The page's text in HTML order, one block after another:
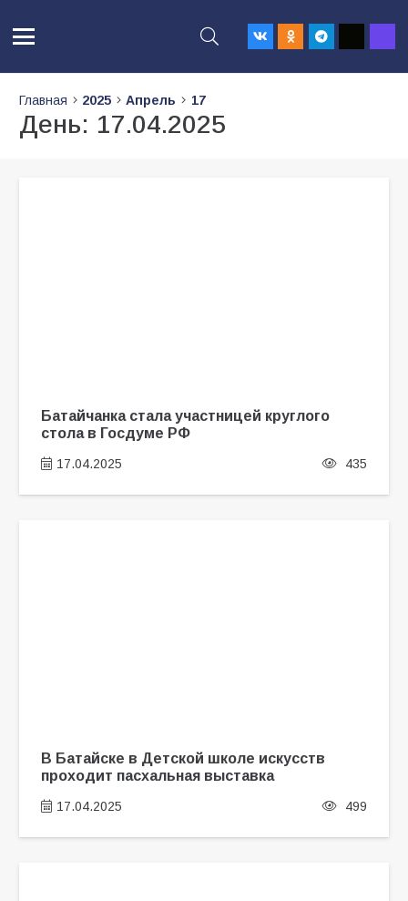
Главная 2025 Апрель 17
День: 17.04.2025
Батайчанка стала участницей круглого
стола в Госдуме РФ
17.04.2025 435
В Батайске в Детской школе искусств
проходит пасхальная выставка
17.04.2025 499